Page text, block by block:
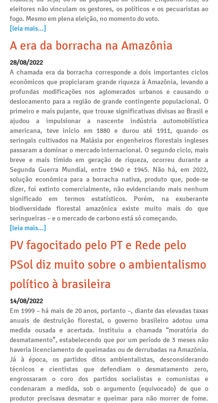
eleitores não vinculam os gestores, os políticos e os pecuaristas ao
fogo. Mesmo em plena eleição, no momento do voto.
[leia mais...]
A era da borracha na Amazônia
28/08/2022
A chamada era da borracha corresponde a dois importantes ciclos
econômicos que propiciaram grande riqueza à Amazônia, levando a
profundas modificações nos aglomerados urbanos e causando o
deslocamento para a região de grande contingente populacional. O
primeiro e mais pujante, que trouxe significativas divisas ao Brasil e
ajudou a impulsionar a nascente indústria automobilística
americana, teve início em 1880 e durou até 1911, quando os
seringais cultivados na Malásia por engenheiros florestais ingleses
passaram a dominar o mercado internacional. O segundo ciclo, mais
breve e mais tímido em geração de riqueza, ocorreu durante a
Segunda Guerra Mundial, entre 1940 e 1945. Não há, em 2022,
solução econômica para a borracha nativa, produto que, pode-se
dizer, foi extinto comercialmente, não evidenciando mais nenhum
significado em termos estatísticos. Porém, na exuberante
biodiversidade florestal amazônica existe muito mais do que
seringueiras – e o mercado de carbono está só começando.
[leia mais...]
PV fagocitado pelo PT e Rede pelo
PSol diz muito sobre o ambientalismo
político à brasileira
14/08/2022
Em 1999 – há mais de 20 anos, portanto –, diante das elevadas taxas
anuais de destruição florestal, o governo brasileiro adotou uma
medida ousada e acertada. Instituiu a chamada “moratória do
desmatamento”, estabelecendo que por um período de 3 meses não
haveria licenciamento de queimadas ou de derrubadas na Amazônia.
Já à época, os partidos ditos ambientalistas, desconsiderando
técnicos e cientistas que defendiam o desmatamento zero,
engrossaram o coro dos partidos socialistas e comunistas e
condenaram a medida, sob o argumento (equivocado) de que o
produtor precisava desmatar e queimar para não morrer de fome.